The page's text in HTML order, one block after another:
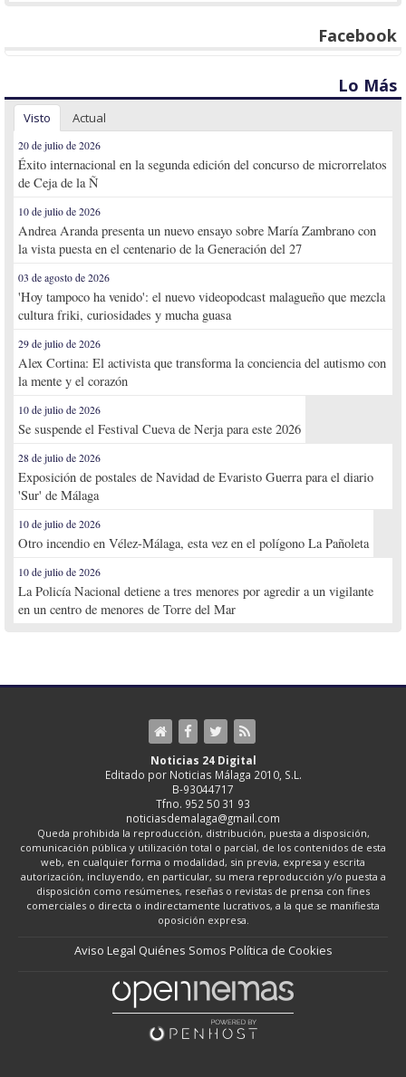
Facebook
Lo Más
Visto Actual
20 de julio de 2026
Éxito internacional en la segunda edición del concurso de microrrelatos
de Ceja de la Ñ
10 de julio de 2026
Andrea Aranda presenta un nuevo ensayo sobre María Zambrano con
la vista puesta en el centenario de la Generación del 27
03 de agosto de 2026
'Hoy tampoco ha venido': el nuevo videopodcast malagueño que mezcla
cultura friki, curiosidades y mucha guasa
29 de julio de 2026
Alex Cortina: El activista que transforma la conciencia del autismo con
la mente y el corazón
10 de julio de 2026
Se suspende el Festival Cueva de Nerja para este 2026
28 de julio de 2026
Exposición de postales de Navidad de Evaristo Guerra para el diario
'Sur' de Málaga
10 de julio de 2026
Otro incendio en Vélez-Málaga, esta vez en el polígono La Pañoleta
10 de julio de 2026
La Policía Nacional detiene a tres menores por agredir a un vigilante
en un centro de menores de Torre del Mar
Noticias 24 Digital
Editado por Noticias Málaga 2010, S.L.
B-93044717
Tfno. 952 50 31 93
noticiasdemalaga@gmail.com
Queda prohibida la reproducción, distribución, puesta a disposición,
comunicación pública y utilización total o parcial, de los contenidos de esta
web, en cualquier forma o modalidad, sin previa, expresa y escrita
autorización, incluyendo, en particular, su mera reproducción y/o puesta a
disposición como resúmenes, reseñas o revistas de prensa con fines
comerciales o directa o indirectamente lucrativos, a la que se manifiesta
oposición expresa.
Aviso Legal Quiénes Somos Política de Cookies